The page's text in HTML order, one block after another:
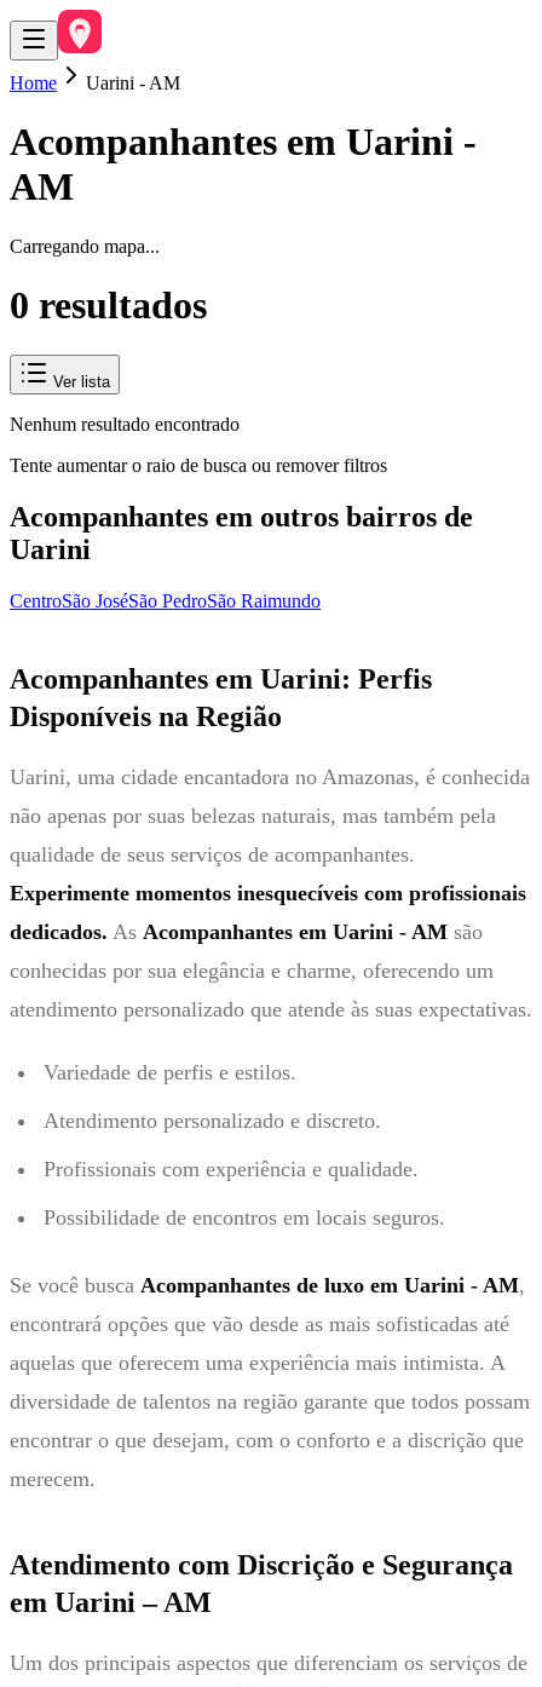
Home Uarini - AM
Acompanhantes em Uarini -
AM
Carregando mapa...
0 resultados
Ver lista
Nenhum resultado encontrado
Tente aumentar o raio de busca ou remover filtros
Acompanhantes em outros bairros de
Uarini
CentroSão JoséSão PedroSão Raimundo
Acompanhantes em Uarini: Perfis
Disponíveis na Região
Uarini, uma cidade encantadora no Amazonas, é conhecida
não apenas por suas belezas naturais, mas também pela
qualidade de seus serviços de acompanhantes.
Experimente momentos inesquecíveis com profissionais
dedicados. As Acompanhantes em Uarini - AM são
conhecidas por sua elegância e charme, oferecendo um
atendimento personalizado que atende às suas expectativas.
Variedade de perfis e estilos.
Atendimento personalizado e discreto.
Profissionais com experiência e qualidade.
Possibilidade de encontros em locais seguros.
Se você busca Acompanhantes de luxo em Uarini - AM,
encontrará opções que vão desde as mais sofisticadas até
aquelas que oferecem uma experiência mais intimista. A
diversidade de talentos na região garante que todos possam
encontrar o que desejam, com o conforto e a discrição que
merecem.
Atendimento com Discrição e Segurança
em Uarini – AM
Um dos principais aspectos que diferenciam os serviços de